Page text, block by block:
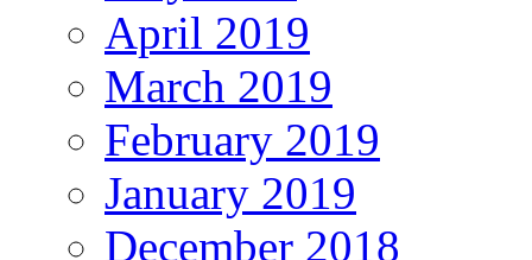
April 2019
March 2019
February 2019
January 2019
December 2018